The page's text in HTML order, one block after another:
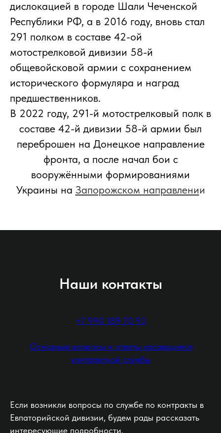
дислокацией в городе Шали Чеченской
Республики РФ, а в 2016 году, вновь стал
291 полком в составе 42-ой
мотострелковой дивизии 58-й
общевойсковой армии с сохранением
исторического формуляра и наград
предшественников.
В 2022 году, 291-й мотострелковый полк в
составе 42-й дивизии 58-й армии был
переброшен на Донецкое направление
фронта, а после начал бои с
вооружёнными формированиями
Украины на Запорожском направлении
Наши контакты
+7 990 189 70 93
Основные вопросы и ответы касающиеся
контрактной службы
Если возникли вопросы по службе по контракты в
Евпаторийской дивизии, будем рады рассказать
интересующие подробности.